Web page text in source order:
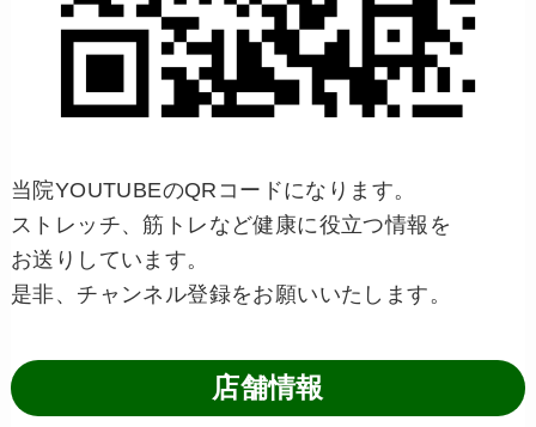
当院YOUTUBEのQRコードになります。
ストレッチ、筋トレなど健康に役立つ情報を
お送りしています。
是非、チャンネル登録をお願いいたします。
店舗情報